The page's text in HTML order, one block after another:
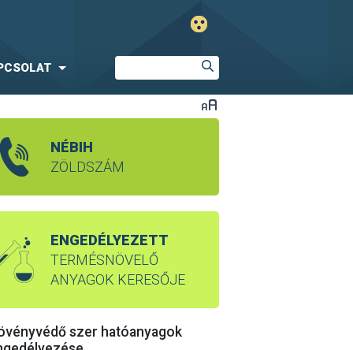
NÉBIH
ZÖLDSZÁM
ENGEDÉLYEZETT
TERMÉSNÖVELŐ
ANYAGOK KERESŐJE
szer hatóanyagok